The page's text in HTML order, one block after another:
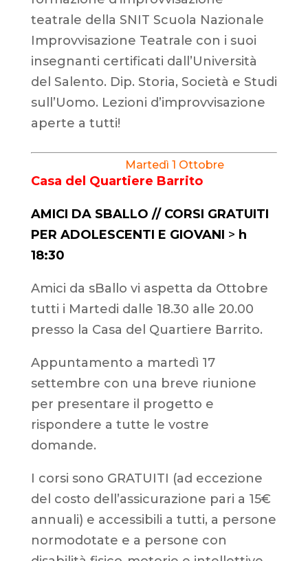
teatrale della SNIT Scuola Nazionale
Improvvisazione Teatrale con i suoi
insegnanti certificati dall’Università
del Salento. Dip. Storia, Società e Studi
sull’Uomo. Lezioni d’improvvisazione
aperte a tutti!
Martedì 1 Ottobre
Casa del Quartiere Barrito
AMICI DA SBALLO // CORSI GRATUITI
PER ADOLESCENTI E GIOVANI > h
18:30
Amici da sBallo vi aspetta da Ottobre
tutti i Martedi dalle 18.30 alle 20.00
presso la Casa del Quartiere Barrito.
Appuntamento a martedì 17
settembre con una breve riunione
per presentare il progetto e
rispondere a tutte le vostre
domande.
I corsi sono GRATUITI (ad eccezione
del costo dell’assicurazione pari a 15€
annuali) e accessibili a tutti, a persone
normodotate e a persone con